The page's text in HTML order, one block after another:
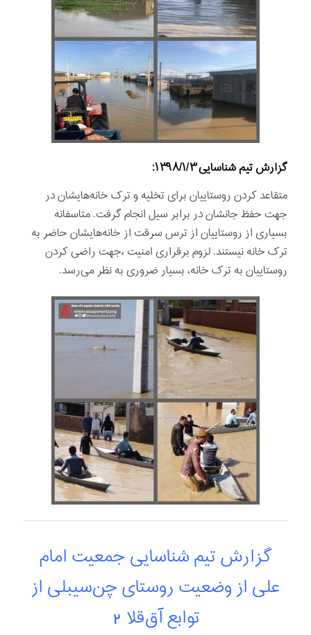
گزارش تيم شناسايی۱۳۹۸/۱/۳:
متقاعد کردن روستاییان برای تخلیه و ترک خانه‌هایشان در
جهت حفظ جانشان در برابر سیل انجام گرفت. متاسفانه
بسیاری از روستاییان از ترس سرقت از خانه‌هایشان حاضر به
ترک خانه نیستند. لزوم برقراری امنیت ،جهت راضی کردن
روستاییان به ترک خانه، بسیار ضروری به نظر می‌رسد.
گزارش تيم شناسايی جمعيت امام
علی از وضعیت روستای چن‌سيبلی از
توابع آق‌قلا 2